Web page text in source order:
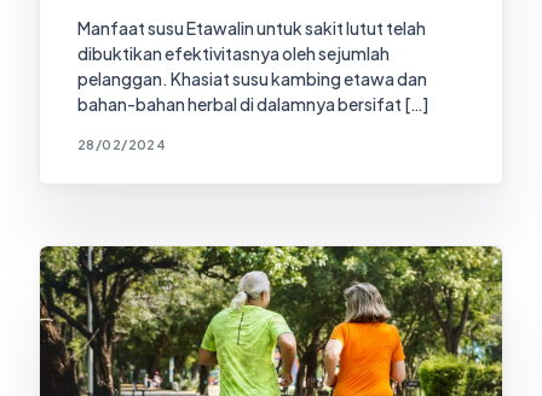
Manfaat susu Etawalin untuk sakit lutut telah
dibuktikan efektivitasnya oleh sejumlah
pelanggan. Khasiat susu kambing etawa dan
bahan-bahan herbal di dalamnya bersifat […]
28/02/2024